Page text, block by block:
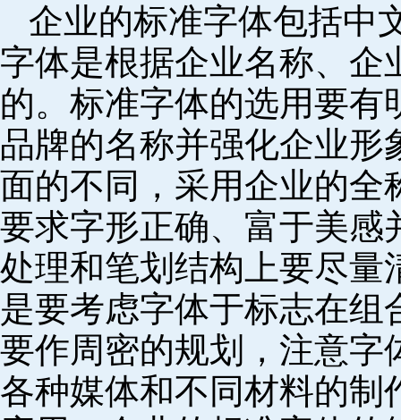
企业的标准字体包括中
字体是根据企业名称、企
的。标准字体的选用要
品牌的名称并强化企业
面的不同，采用企业的全
要求字形正确、富于美感
处理和笔划结构上要尽量
是要考虑字体于标志在
要作周密的规划，注意字
各种媒体和不同材料的制